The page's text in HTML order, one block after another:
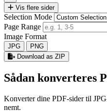
Vis flere sider
Selection Mode
Page Range
Image Format
JPG
PNG
Download as ZIP
Sådan konverteres
Konverter dine PDF-sider til
nemt.